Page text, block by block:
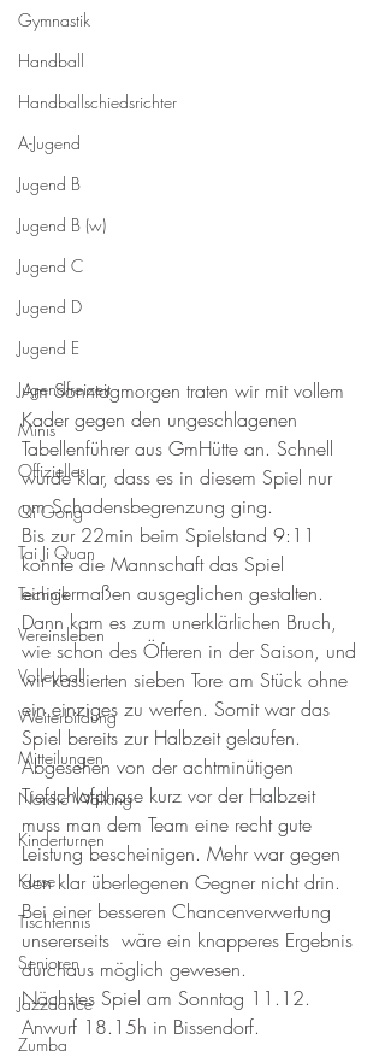
Gymnastik
Handball
Handballschiedsrichter
A-Jugend
Jugend B
Jugend B (w)
Jugend C
Jugend D
Jugend E
Jugendfreizeit
Minis
Offizielles
Qi Gong
Tai Ji Quan
Technik
Vereinsleben
Volleyball
Weiterbildung
Mitteilungen
Nordic Walking
Kinderturnen
Kurse
Tischtennis
Senioren
Jazzdance
Zumba
Am Sonntagmorgen traten wir mit vollem
Kader gegen den ungeschlagenen
Tabellenführer aus GmHütte an. Schnell
wurde klar, dass es in diesem Spiel nur
um Schadensbegrenzung ging.
Bis zur 22min beim Spielstand 9:11
konnte die Mannschaft das Spiel
einigermaßen ausgeglichen gestalten.
Dann kam es zum unerklärlichen Bruch,
wie schon des Öfteren in der Saison, und
wir kassierten sieben Tore am Stück ohne
ein einziges zu werfen. Somit war das
Spiel bereits zur Halbzeit gelaufen.
Abgesehen von der achtminütigen
Tiefschlafphase kurz vor der Halbzeit
muss man dem Team eine recht gute
Leistung bescheinigen. Mehr war gegen
den klar überlegenen Gegner nicht drin.
Bei einer besseren Chancenverwertung
unsererseits  wäre ein knapperes Ergebnis
durchaus möglich gewesen.
Nächstes Spiel am Sonntag 11.12.
Anwurf 18.15h in Bissendorf.